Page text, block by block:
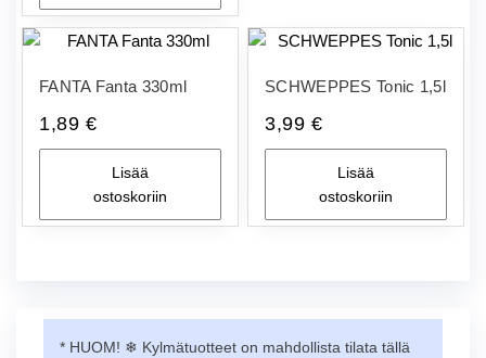
FANTA Fanta 330ml
1,89 €
Lisää
ostoskoriin
SCHWEPPES Tonic 1,5l
3,99 €
Lisää
ostoskoriin
* HUOM! ❄︎ Kylmätuotteet on mahdollista tilata tällä